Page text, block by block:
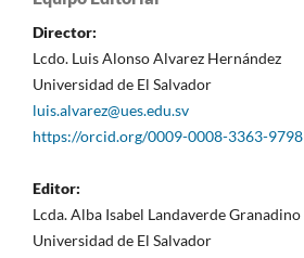
Director:
Lcdo. Luis Alonso Alvarez Hernández
Universidad de El Salvador
luis.alvarez@ues.edu.sv
https://orcid.org/0009-0008-3363-9798
Editor:
Lcda. Alba Isabel Landaverde Granadino
Universidad de El Salvador